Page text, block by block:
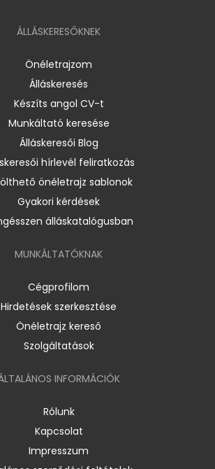
ÁLLÁSKERESŐKNEK
Önéletrajzom
Álláskeresés
Készíts angol CV-t
Munkáltató keresése
Álláskeresői Blog
hírlevél feliratkozás
önéletrajz sablonok
Gyakori kérdések
álláskatalógusban
MUNKÁLTATÓKNAK
Cégprofilom
Hirdetések szerkesztése
Önéletrajz kereső
Szolgáltatások
INFORMÁCIÓK
Rólunk
Kapcsolat
Impresszum